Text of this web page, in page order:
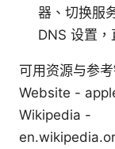
器、切换服
DNS 设置，
可用资源与参
Website -
Wikipedia -